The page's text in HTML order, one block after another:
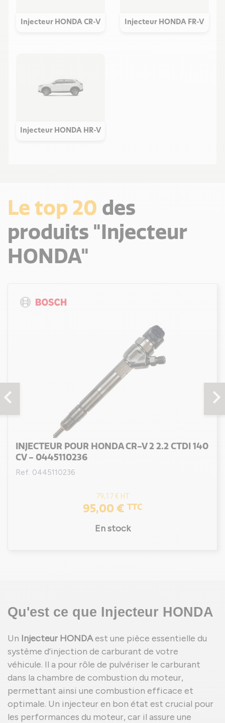
Injecteur HONDA CR-V Injecteur HONDA FR-V
Injecteur HONDA HR-V
Le top 20 des
produits "Injecteur
HONDA"
INJECTEUR POUR HONDA CR-V 2 2.2 CTDI 140
CV - 0445110236
Ref. 0445110236
79,17 € HT
95,00 € TTC
En stock
Qu'est ce que Injecteur HONDA
Un Injecteur HONDAest une pièce essentielle du
système d'injection de carburant de votre
véhicule. Il a pour rôle de pulvériser le carburant
dans la chambre de combustion du moteur,
permettant ainsi une combustion efficace et
optimale. Un injecteur en bon état est crucial pour
les performances du moteur, car il assure une